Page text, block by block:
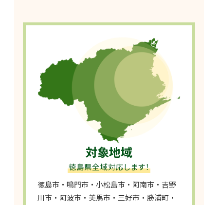
対象地域
徳島県全域対応します！
徳島市・鳴門市・小松島市・阿南市・吉野
川市・阿波市・美馬市・三好市・勝浦町・